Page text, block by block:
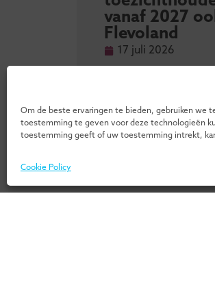
Om de beste ervaringen te bieden, gebruiken we
toestemming te geven voor deze technologieën
toestemming geeft of uw toestemming intrekt,
Cookie Policy
vanaf 2027
Flevoland
17 juli 2026